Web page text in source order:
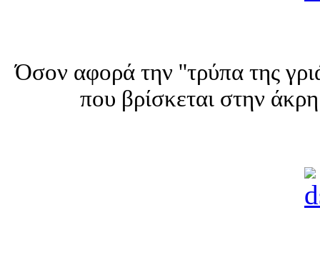
Όσον αφορά την ''τρύπα της
που βρίσκεται στην